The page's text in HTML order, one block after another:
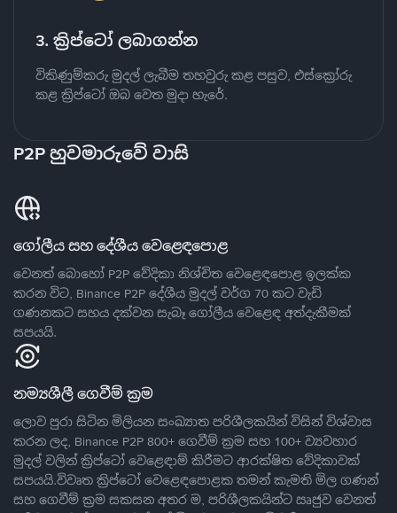
3. ක්‍රිප්ටෝ ලබාගන්න
විකිණුම්කරු මුදල් ලැබීම තහවුරු කළ පසුව, එස්ක්‍රෝරු
කළ ක්‍රිප්ටෝ ඔබ වෙත මුදා හැරේ.
P2P හුවමාරුවේ වාසි
ගෝලීය සහ දේශීය වෙළෙඳපොළ
වෙනත් බොහෝ P2P වේදිකා නිශ්චිත වෙළෙඳපොළ ඉලක්ක
කරන විට, Binance P2P දේශීය මුදල් වර්ග 70 කට වැඩි
ගණනකට සහය දක්වන සැබෑ ගෝලීය වෙළෙඳ අත්දැකීමක්
සපයයි.
නම්‍යශීලී ගෙවීම් ක්‍රම
ලොව පුරා සිටින මිලියන සංඛ්‍යාත පරිශීලකයින් විසින් විශ්වාස
කරන ලද, Binance P2P 800+ ගෙවීම් ක්‍රම සහ 100+ ව්‍යවහාර
මුදල් වලින් ක්‍රිප්ටෝ වෙළෙඳාම් කිරීමට ආරක්ෂිත වේදිකාවක්
සපයයි.විවෘත ක්‍රිප්ටෝ වෙළෙඳපොළක තමන් කැමති මිල ගණන්
සහ ගෙවීම් ක්‍රම සකසන අතර ම, පරිශීලකයින්ට ඍජුව වෙනත්